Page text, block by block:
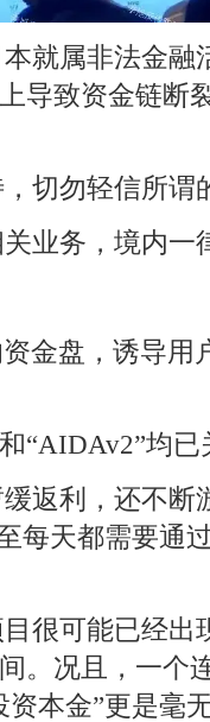
就属非法金融
导致资金链断
切勿轻信所谓
业务，境内一
金盘，诱导用
“AIDAv2”均已
返利，还不断
每天都需要通
很可能已经出
。况且，一个
资本金”更是毫